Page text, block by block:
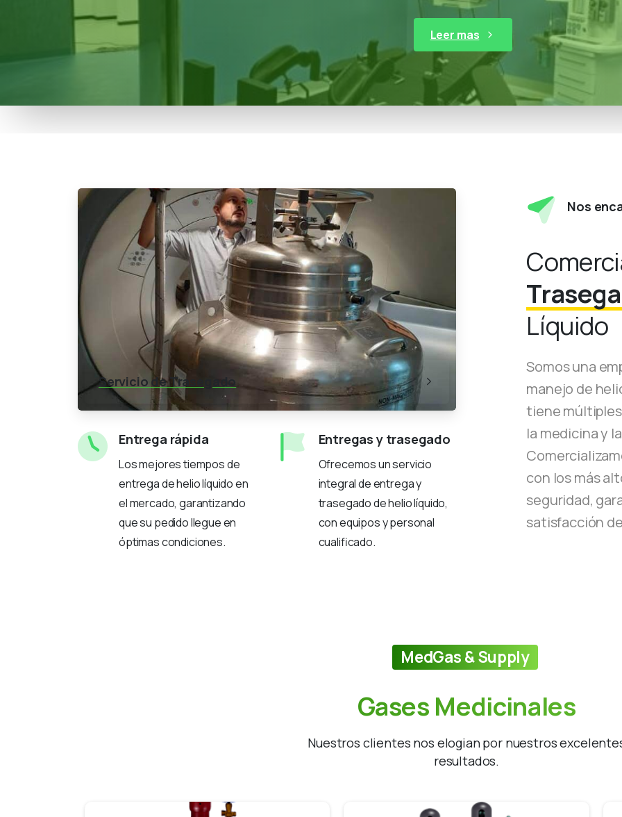
Leer mas
Servicio de Trasegado
Entrega rápida
Los mejores tiempos de
entrega de helio líquido en
el mercado, garantizando
que su pedido llegue en
óptimas condiciones.
Entregas y trasegado
Ofrecemos un servicio
integral de entrega y
trasegado de helio líquido,
con equipos y personal
cualificado.
Nos
Líquido
Somos una
manejo de
tiene
la medicina y
con los más
seguridad,
satisfacción
MedGas & Supply
Gases Medicinales
Nuestros clientes nos elogian por nuestros
resultados.